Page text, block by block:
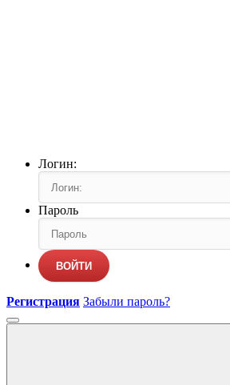
Логин:
Пароль
ВОЙТИ
Регистрация Забыли пароль?